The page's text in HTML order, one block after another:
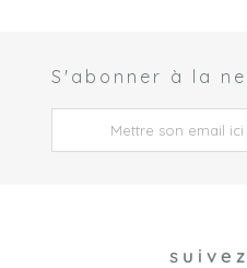
S'abonner à la